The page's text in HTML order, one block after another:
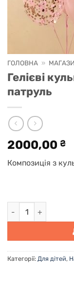
ГОЛОВНА »
Гелієві
патруль
2000,00 ₴
Композиція з
Гелієві кульки
Категорії: Для дітей,